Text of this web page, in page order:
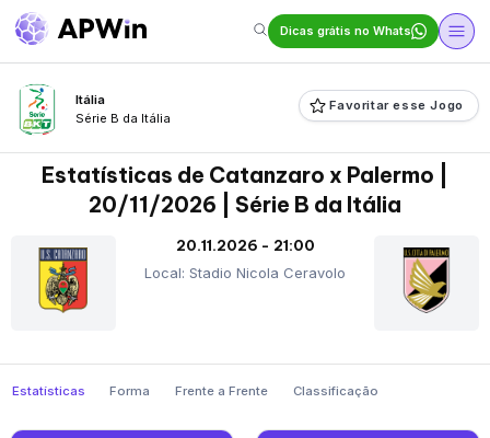
Dicas grátis no Whats
Itália
Série B da Itália
Favoritar esse Jogo
Estatísticas de Catanzaro x Palermo |
20/11/2026 | Série B da Itália
20.11.2026 - 21:00
Local: Stadio Nicola Ceravolo
Estatísticas Forma Frente a Frente Classificação